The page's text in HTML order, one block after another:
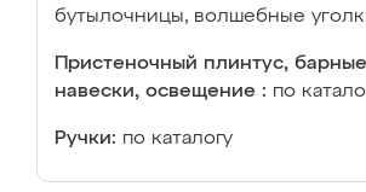
бутылочницы, волшебные
Пристеночный плинтус,
навески, освещение : по
Ручки: по каталогу